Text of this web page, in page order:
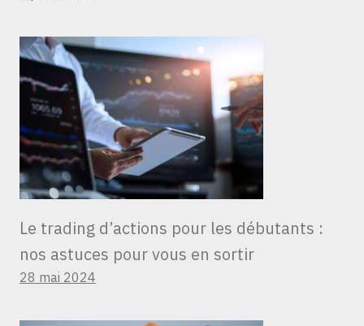
Le trading d’actions pour les débutants :
nos astuces pour vous en sortir
28 mai 2024